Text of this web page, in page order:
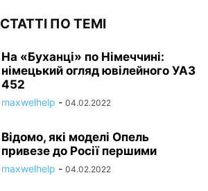
СТАТТІ ПО ТЕМІ
На «Буханці» по Німеччині:
німецький огляд ювілейного УАЗ
452
maxwelhelp - 04.02.2022
Відомо, які моделі Опель
привезе до Росії першими
maxwelhelp - 04.02.2022